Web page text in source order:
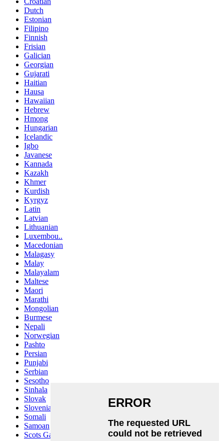
Dutch
Estonian
Filipino
Finnish
Frisian
Galician
Georgian
Gujarati
Haitian
Hausa
Hawaiian
Hebrew
Hmong
Hungarian
Icelandic
Igbo
Javanese
Kannada
Kazakh
Khmer
Kurdish
Kyrgyz
Latin
Latvian
Lithuanian
Luxembou..
Macedonian
Malagasy
Malay
Malayalam
Maltese
Maori
Marathi
Mongolian
Burmese
Nepali
Norwegian
Pashto
Persian
Punjabi
Serbian
Sesotho
Sinhala
Slovak
Slovenian
Somali
Samoan
Scots Gaelic